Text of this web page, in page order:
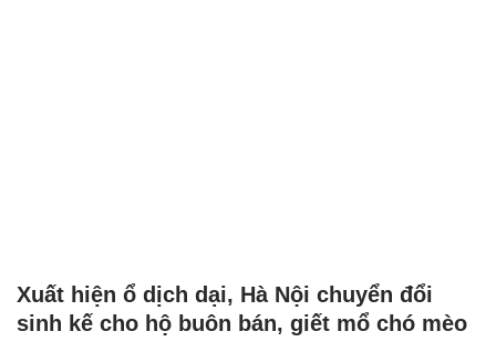
Xuất hiện ổ dịch dại, Hà Nội chuyển đổi
sinh kế cho hộ buôn bán, giết mổ chó mèo